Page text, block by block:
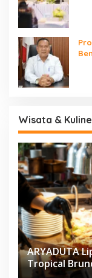
Wisata &
ARYADUTA
Tropical